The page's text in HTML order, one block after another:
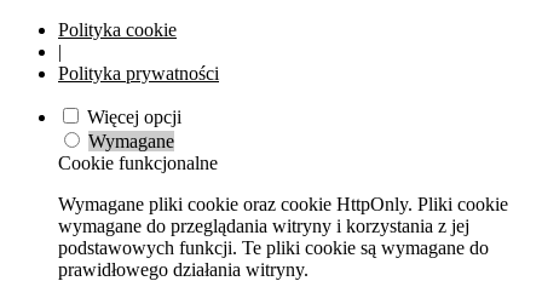
Polityka cookie
|
Polityka prywatności
Więcej opcji
Wymagane
Cookie funkcjonalne
Wymagane pliki cookie oraz cookie HttpOnly. Pliki cookie
wymagane do przeglądania witryny i korzystania z jej
podstawowych funkcji. Te pliki cookie są wymagane do
prawidłowego działania witryny.